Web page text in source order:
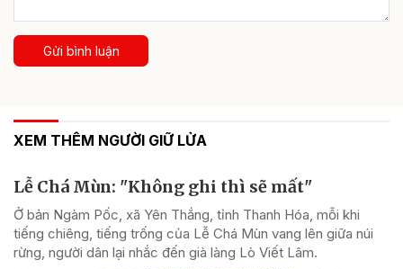
Gửi bình luận
XEM THÊM NGƯỜI GIỮ LỬA
Lễ Chá Mùn: "Không ghi thì sẽ mất"
Ở bản Ngàm Pốc, xã Yên Thắng, tỉnh Thanh Hóa, mỗi khi
tiếng chiêng, tiếng trống của Lễ Chá Mùn vang lên giữa núi
rừng, người dân lại nhắc đến già làng Lò Viết Lâm.